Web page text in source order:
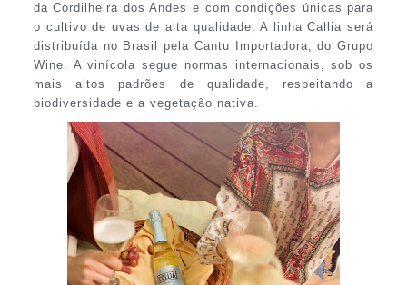
da Cordilheira dos Andes e com condições únicas para
o cultivo de uvas de alta qualidade. A linha Callia será
distribuída no Brasil pela Cantu Importadora, do Grupo
Wine. A vinícola segue normas internacionais, sob os
mais altos padrões de qualidade, respeitando a
biodiversidade e a vegetação nativa.